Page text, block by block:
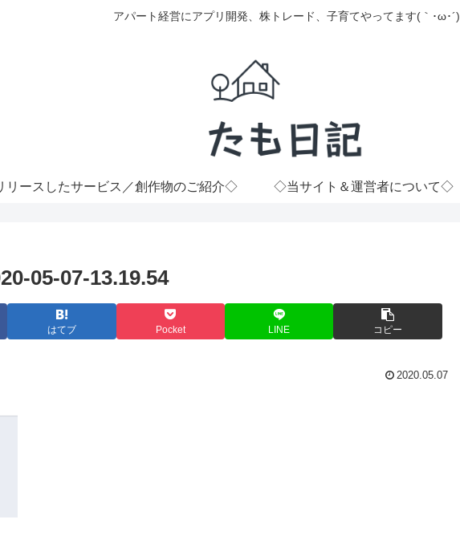
アパート経営にアプリ開発、株トレード、子育てやってます(｀･ω･´)
ースしたサービス／創作物のご紹介◇ ◇当サイト＆運営者について◇
05-07-13.19.54
はてブ Pocket LINE コピー
2020.05.07